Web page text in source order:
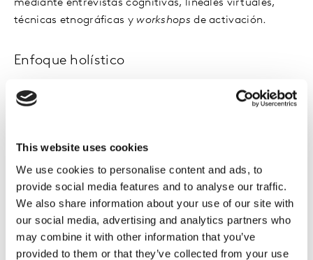
This website uses cookies
We use cookies to personalise content and ads, to
provide social media features and to analyse our traffic.
We also share information about your use of our site with
our social media, advertising and analytics partners who
may combine it with other information that you’ve
provided to them or that they’ve collected from your use
mediante entrevistas cognitivas, lineales virtuales,
técnicas etnográficas yworkshops de activación.
Enfoque holístico
otras fuentes de datos para ayudarte a impulsar el
Insights multiculturales
Gracias a nuestrosinsightsde alcance multicultural
disponemos de un íntimo conocimiento humano de
más de 80 mercados para ayudarte a influenciar las
decisiones de compra de los consumidores.